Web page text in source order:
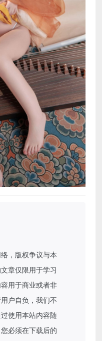
，版权争议与本
章仅限用于学习
用于商业或者非
户自负，我们不
使用本站内容随
必须在下载后的